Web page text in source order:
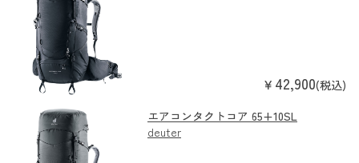
￥ 42,900(税込)
エアコンタクトコア 65+10SL
deuter